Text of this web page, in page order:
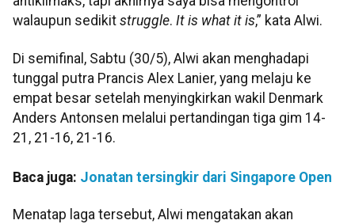
walaupun sedikit struggle. It is what it is,” kata Alwi.
Di semifinal, Sabtu (30/5), Alwi akan menghadapi
tunggal putra Prancis Alex Lanier, yang melaju ke
empat besar setelah menyingkirkan wakil Denmark
Anders Antonsen melalui pertandingan tiga gim 14-
21, 21-16, 21-16.
Baca juga: Jonatan tersingkir dari Singapore Open
Menatap laga tersebut, Alwi mengatakan akan